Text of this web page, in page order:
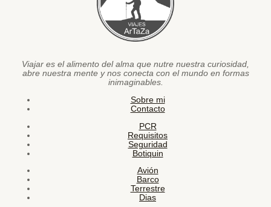
Viajar es el alimento del alma que nutre nuestra curiosidad,
abre nuestra mente y nos conecta con el mundo en formas
inimaginables.
Sobre mi
Contacto
PCR
Requisitos
Seguridad
Botiquin
Avión
Barco
Terrestre
Dias